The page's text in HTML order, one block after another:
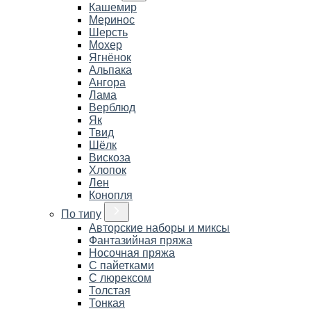
Кашемир
Меринос
Шерсть
Мохер
Ягнёнок
Альпака
Ангора
Лама
Верблюд
Як
Твид
Шёлк
Вискоза
Хлопок
Лен
Конопля
По типу
Авторские наборы и миксы
Фантазийная пряжа
Носочная пряжа
С пайетками
С люрексом
Толстая
Тонкая